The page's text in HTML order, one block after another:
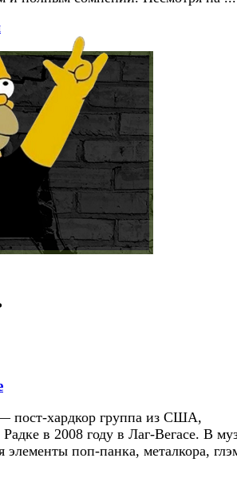
пост-хардкор группа из США,
в 2008 году в Лаг-Вегасе. В
элементы поп-панка, металкора,